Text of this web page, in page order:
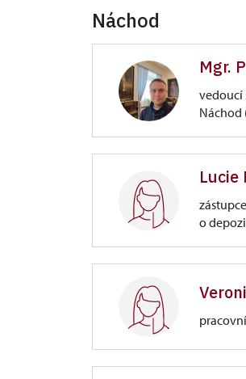
Náchod
Mgr.
vedoucí
Náchod
Zámek 1282/,
Lucie
o
Zámek 1282/,